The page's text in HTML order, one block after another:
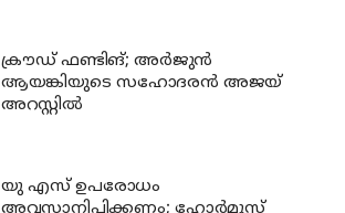
ക്രൗഡ് ഫണ്ടിങ്; അര്‍ജുന്‍
ആയങ്കിയുടെ സഹോദരന്‍ അജയ്
അറസ്റ്റില്‍
യു എസ് ഉപരോധം